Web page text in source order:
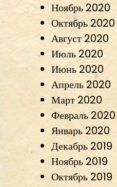
Ноябрь 2020
Октябрь 2020
Август 2020
Июль 2020
Июнь 2020
Апрель 2020
Март 2020
Февраль 2020
Январь 2020
Декабрь 2019
Ноябрь 2019
Октябрь 2019